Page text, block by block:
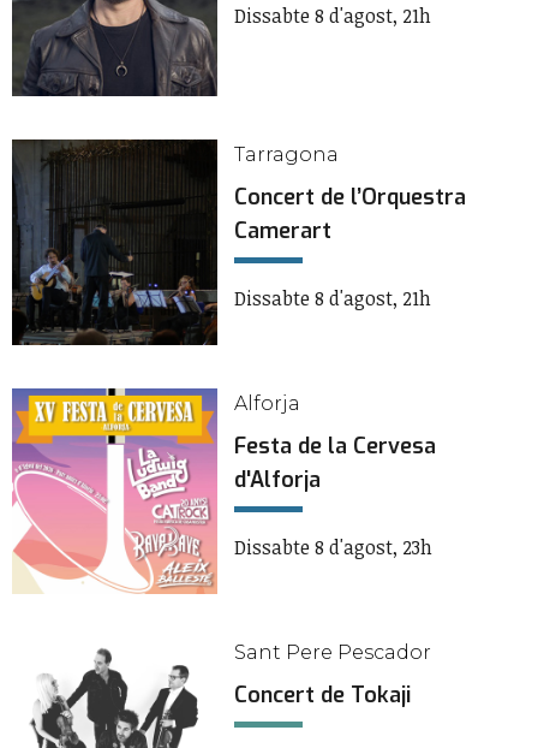
Dissabte 8 d'agost, 21h
Tarragona
Concert de l’Orquestra
Camerart
Dissabte 8 d'agost, 21h
Alforja
Festa de la Cervesa
d'Alforja
Dissabte 8 d'agost, 23h
Sant Pere Pescador
Concert de Tokaji